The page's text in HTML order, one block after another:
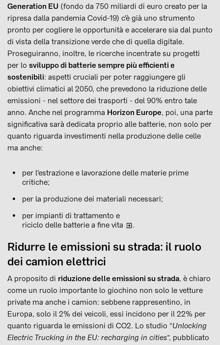
Generation EU (fondo da 750 miliardi di euro creato per la
ripresa dalla pandemia Covid-19) c'è già uno strumento
pronto per cogliere le opportunità e accelerare sia dal punto
di vista della transizione verde che di quella digitale.
Proseguiranno, inoltre, le ricerche incentrate su progetti
per lo sviluppo di batterie sempre più efficienti e
sostenibili: aspetti cruciali per poter raggiungere gli
obiettivi climatici al 2050, che prevedono la riduzione delle
emissioni - nel settore dei trasporti - del 90% entro tale
anno. Anche nel programma Horizon Europe, poi, una parte
significativa sarà dedicata proprio alle batterie, non solo per
quanto riguarda investimenti nella produzione delle celle
ma anche:
per l'estrazione e lavorazione delle materie prime
critiche;
per la produzione dei materiali necessari;
per impianti di trattamento e
riciclo delle batterie a fine vita
.
Ridurre le emissioni su strada: il ruolo
dei camion elettrici
A proposito di riduzione delle emissioni su strada, è chiaro
come un ruolo importante lo giochino non solo le vetture
private ma anche i camion: sebbene rappresentino, in
Europa, solo il 2% dei veicoli, essi incidono per il 22% per
quanto riguarda le emissioni di CO2. Lo studio “Unlocking
Electric Trucking in the EU: recharging in cities“, pubblicato